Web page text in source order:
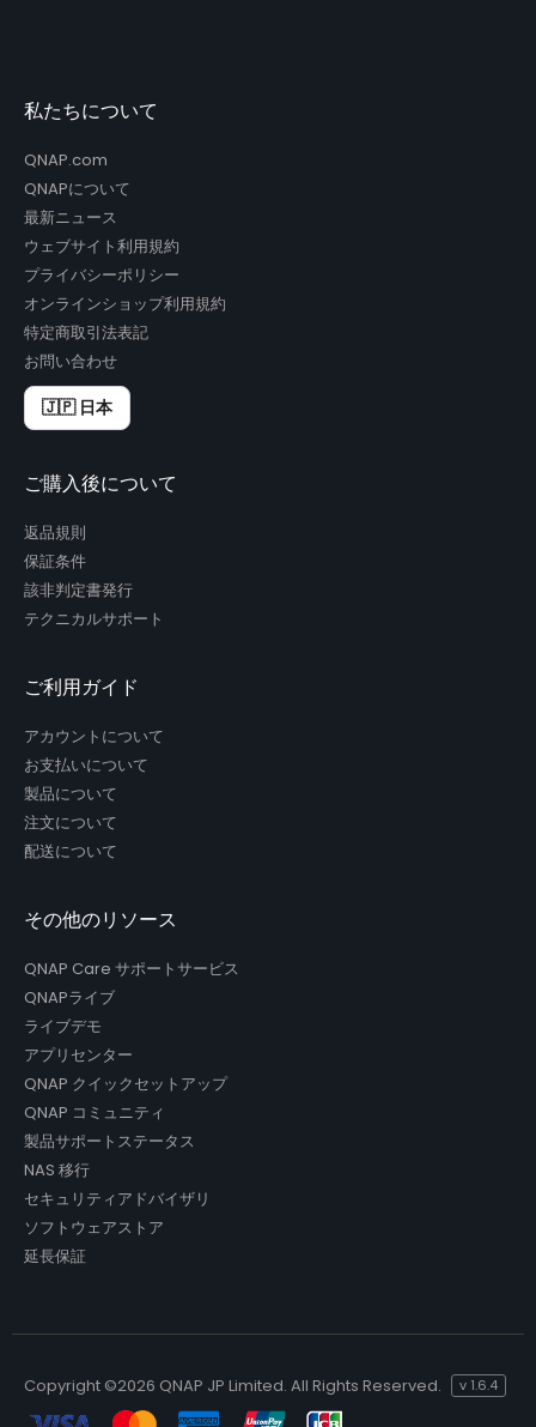
私たちについて
QNAP.com
QNAPについて
最新ニュース
ウェブサイト利用規約
プライバシーポリシー
オンラインショップ利用規約
特定商取引法表記
お問い合わせ
🇯🇵 日本
ご購入後について
返品規則
保証条件
該非判定書発行
テクニカルサポート
ご利用ガイド
アカウントについて
お支払いについて
製品について
注文について
配送について
その他のリソース
QNAP Care サポートサービス
QNAPライブ
ライブデモ
アプリセンター
QNAP クイックセットアップ
QNAP コミュニティ
製品サポートステータス
NAS 移行
セキュリティアドバイザリ
ソフトウェアストア
延長保証
Copyright ©2026 QNAP JP Limited. All Rights Reserved. v 1.6.4